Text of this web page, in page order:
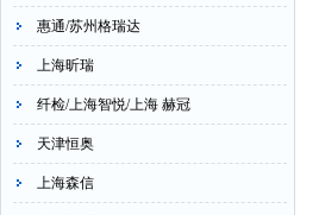
惠通/苏州格瑞达
上海昕瑞
纤检/上海智悦/上海 赫冠
天津恒奥
上海森信